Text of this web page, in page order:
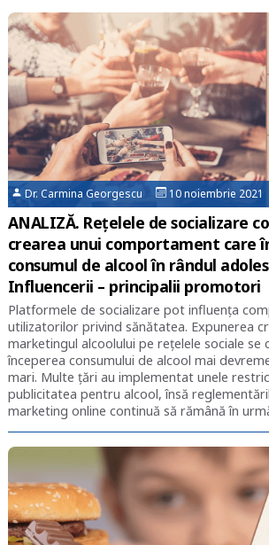
Dr. Carmina Georgescu 10 noiembrie
ANALIZĂ. Rețelele de socializare
crearea unui comportament care
consumul de alcool în rândul
Influencerii – principalii promotori
Platformele de socializare pot influența
utilizatorilor privind sănătatea. Expunerea
marketingul alcoolului pe rețelele sociale se
începerea consumului de alcool mai
mari. Multe țări au implementat unele
publicitatea pentru alcool, însă
marketing online continuă să rămână în